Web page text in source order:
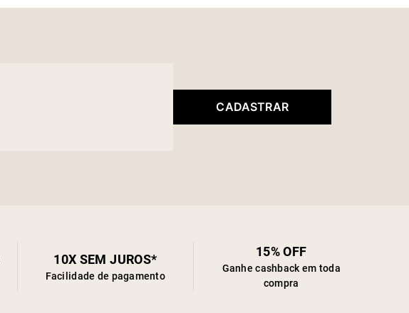
CADASTRAR
10X SEM JUROS*
Facilidade de pagamento
15% OFF
Ganhe cashback em toda
compra